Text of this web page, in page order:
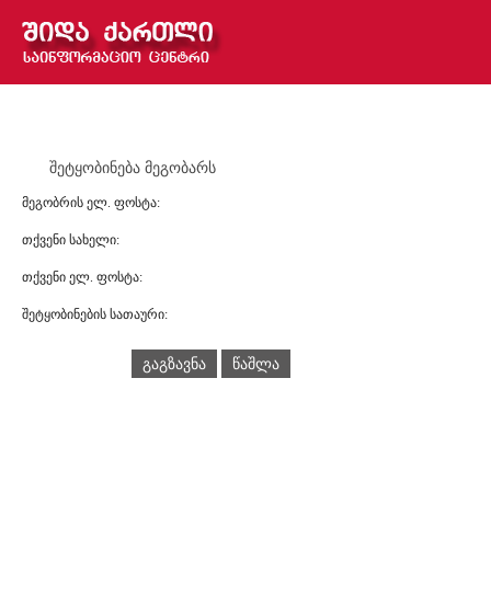
შეტყობინება მეგობარს
მეგობრის ელ. ფოსტა:
თქვენი სახელი:
თქვენი ელ. ფოსტა:
შეტყობინების სათაური:
გაგზავნა წაშლა